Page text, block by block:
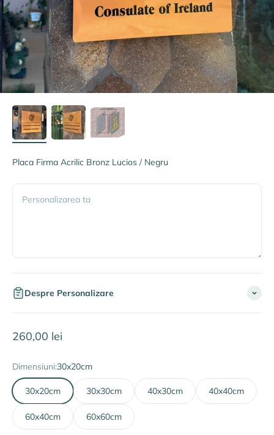
Placa Firma Acrilic Bronz Lucios / Negru
Personalizarea ta
Despre Personalizare
Preț redus
260,00 lei
Dimensiuni:30x20cm
30x20cm 30x30cm 40x30cm 40x40cm
60x40cm 60x60cm